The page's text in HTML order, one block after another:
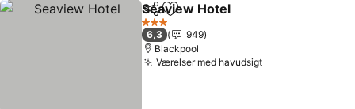
Del Føj til favoritter
Seaview Hotel
3 Stjerner
6,3
949
Blackpool
Værelser med havudsigt